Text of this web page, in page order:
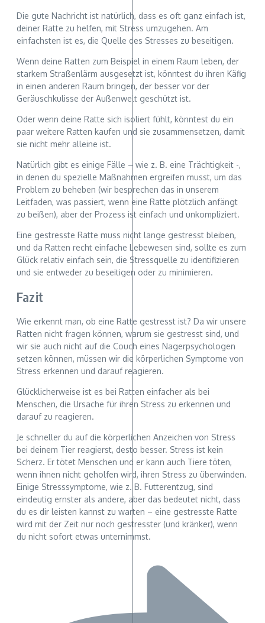
Die gute Nachricht ist natürlich, dass es oft ganz einfach ist,
deiner Ratte zu helfen, mit Stress umzugehen. Am
einfachsten ist es, die Quelle des Stresses zu beseitigen.
Wenn deine Ratten zum Beispiel in einem Raum leben, der
starkem Straßenlärm ausgesetzt ist, könntest du ihren Käfig
in einen anderen Raum bringen, der besser vor der
Geräuschkulisse der Außenwelt geschützt ist.
Oder wenn deine Ratte sich isoliert fühlt, könntest du ein
paar weitere Ratten kaufen und sie zusammensetzen, damit
sie nicht mehr alleine ist.
Natürlich gibt es einige Fälle – wie z. B. eine Trächtigkeit -,
in denen du spezielle Maßnahmen ergreifen musst, um das
Problem zu beheben (wir besprechen das in unserem
Leitfaden, was passiert, wenn eine Ratte plötzlich anfängt
zu beißen), aber der Prozess ist einfach und unkompliziert.
Eine gestresste Ratte muss nicht lange gestresst bleiben,
und da Ratten recht einfache Lebewesen sind, sollte es zum
Glück relativ einfach sein, die Stressquelle zu identifizieren
und sie entweder zu beseitigen oder zu minimieren.
Fazit
Wie erkennt man, ob eine Ratte gestresst ist? Da wir unsere
Ratten nicht fragen können, warum sie gestresst sind, und
wir sie auch nicht auf die Couch eines Nagerpsychologen
setzen können, müssen wir die körperlichen Symptome von
Stress erkennen und darauf reagieren.
Glücklicherweise ist es bei Ratten einfacher als bei
Menschen, die Ursache für ihren Stress zu erkennen und
darauf zu reagieren.
Je schneller du auf die körperlichen Anzeichen von Stress
bei deinem Tier reagierst, desto besser. Stress ist kein
Scherz. Er tötet Menschen und er kann auch Tiere töten,
wenn ihnen nicht geholfen wird, ihren Stress zu überwinden.
Einige Stresssymptome, wie z. B. Futterentzug, sind
eindeutig ernster als andere, aber das bedeutet nicht, dass
du es dir leisten kannst zu warten – eine gestresste Ratte
wird mit der Zeit nur noch gestresster (und kränker), wenn
du nicht sofort etwas unternimmst.